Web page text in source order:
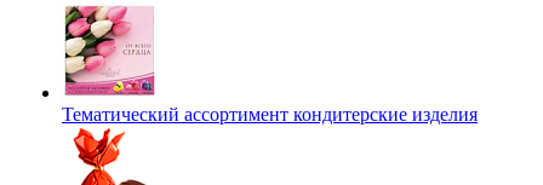
Тематический ассортимент кондитерские изделия